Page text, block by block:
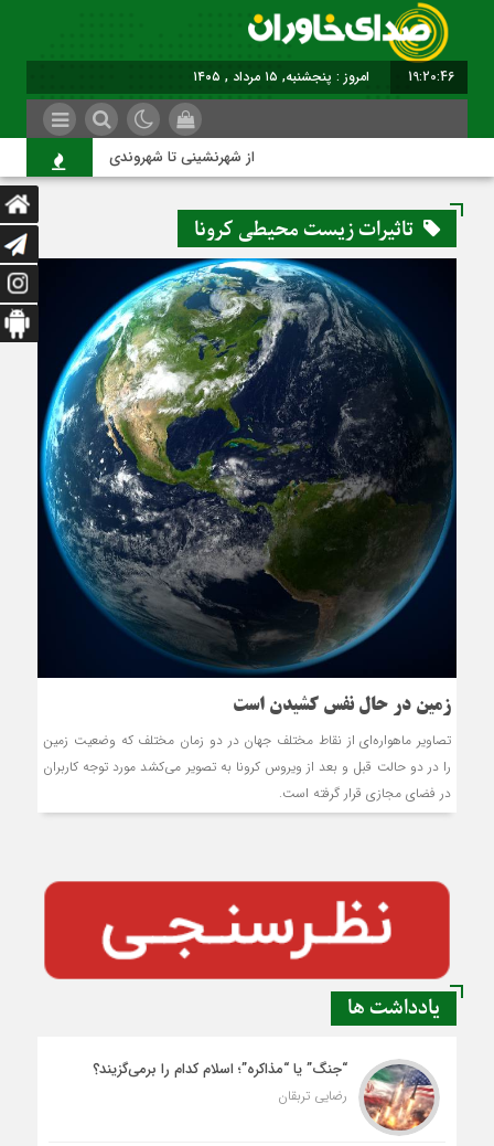
19:20:46 امروز : پنجشنبه, ۱۵ مرداد , ۱۴۰۵
از شهرنشینی تا شهروندی
تاثیرات زیست محیطی کرونا
زمین در حال نفس کشیدن است
تصاویر ماهواره‌ای از نقاط مختلف جهان در دو زمان مختلف که وضعیت زمین
را در دو حالت قبل و بعد از ویروس کرونا به تصویر می‌کشد مورد توجه کاربران
در فضای مجازی قرار گرفته است.
یادداشت ها
“جنگ” یا “مذاکره”؛ اسلام کدام را برمی‌گزیند؟
رضایی تربقان